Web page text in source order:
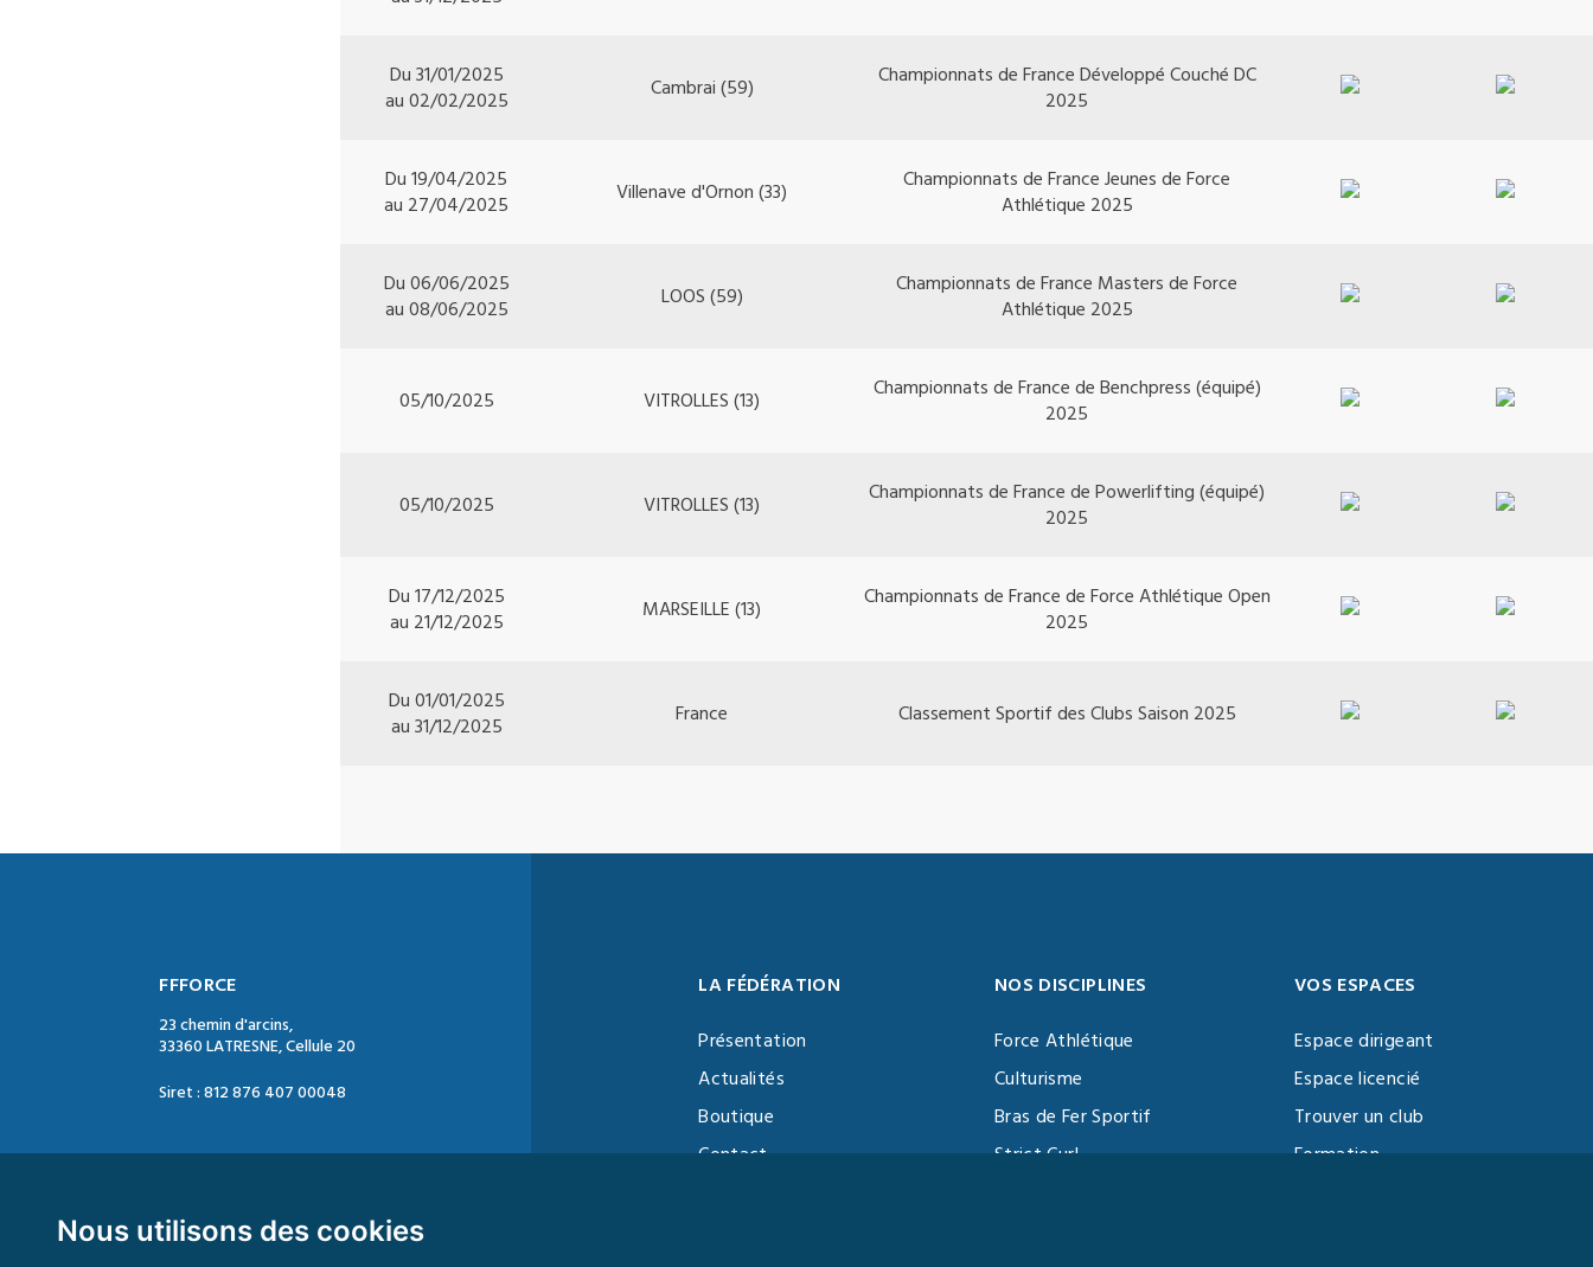
Nous utilisons des cookies
Du 31/01/2025
au 02/02/2025
Cambrai (59)
Championnats de France Développé Couché DC
2025
Du 19/04/2025
au 27/04/2025
Villenave d'Ornon (33)
Championnats de France Jeunes de Force
Athlétique 2025
Du 06/06/2025
au 08/06/2025
LOOS (59)
Championnats de France Masters de Force
Athlétique 2025
05/10/2025 VITROLLES (13)
Championnats de France de Benchpress (équipé)
2025
05/10/2025 VITROLLES (13)
Championnats de France de Powerlifting (équipé)
2025
Du 17/12/2025
au 21/12/2025
MARSEILLE (13)
Championnats de France de Force Athlétique Open
2025
Du 01/01/2025
au 31/12/2025
France Classement Sportif des Clubs Saison 2025
FFFORCE
23 chemin d'arcins,
33360 LATRESNE, Cellule 20
Siret : 812 876 407 00048
Mail : contact@ffforce.fr
LA FÉDÉRATION
Présentation
Actualités
Boutique
Contact
NOS DISCIPLINES
Force Athlétique
Culturisme
Bras de Fer Sportif
Strict Curl
VOS ESPACES
Espace dirigeant
Espace licencié
Trouver un club
Formation